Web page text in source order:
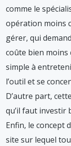
comme le
opération moins
gérer, qui
coûte bien moins
simple à
l’outil et se
D’autre part,
qu’il faut investir
Enfin, le concept
site sur lequel